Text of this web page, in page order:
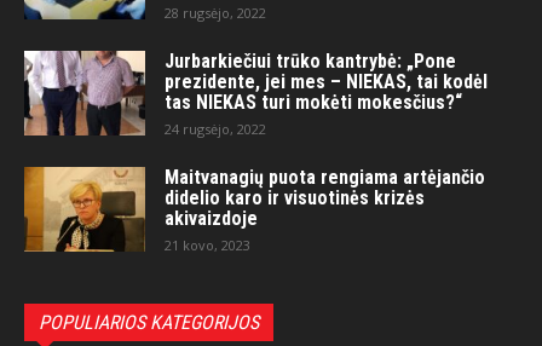
28 rugsėjo, 2022
Jurbarkiečiui trūko kantrybė: „Pone
prezidente, jei mes – NIEKAS, tai kodėl
tas NIEKAS turi mokėti mokesčius?“
24 rugsėjo, 2022
Maitvanagių puota rengiama artėjančio
didelio karo ir visuotinės krizės
akivaizdoje
21 kovo, 2023
POPULIARIOS KATEGORIJOS